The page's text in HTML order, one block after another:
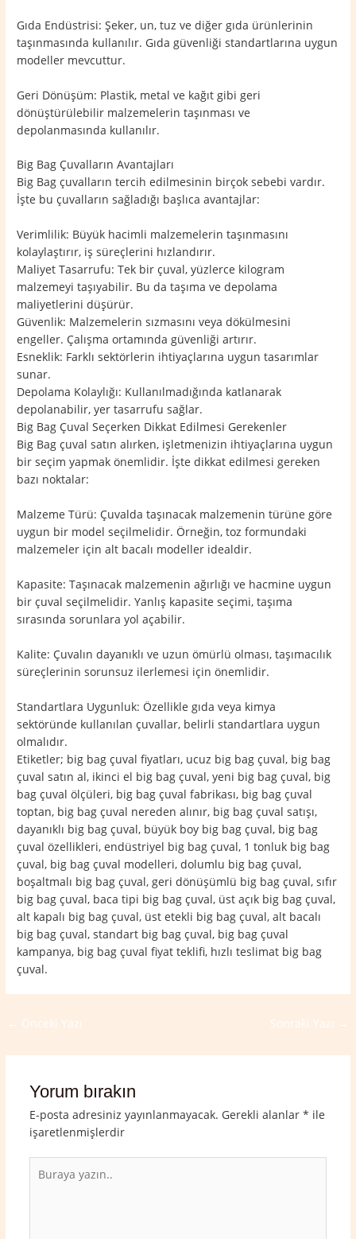
Gıda Endüstrisi: Şeker, un, tuz ve diğer gıda ürünlerinin
taşınmasında kullanılır. Gıda güvenliği standartlarına uygun
modeller mevcuttur.
Geri Dönüşüm: Plastik, metal ve kağıt gibi geri
dönüştürülebilir malzemelerin taşınması ve
depolanmasında kullanılır.
Big Bag Çuvalların Avantajları
Big Bag çuvalların tercih edilmesinin birçok sebebi vardır.
İşte bu çuvalların sağladığı başlıca avantajlar:
Verimlilik: Büyük hacimli malzemelerin taşınmasını
kolaylaştırır, iş süreçlerini hızlandırır.
Maliyet Tasarrufu: Tek bir çuval, yüzlerce kilogram
malzemeyi taşıyabilir. Bu da taşıma ve depolama
maliyetlerini düşürür.
Güvenlik: Malzemelerin sızmasını veya dökülmesini
engeller. Çalışma ortamında güvenliği artırır.
Esneklik: Farklı sektörlerin ihtiyaçlarına uygun tasarımlar
sunar.
Depolama Kolaylığı: Kullanılmadığında katlanarak
depolanabilir, yer tasarrufu sağlar.
Big Bag Çuval Seçerken Dikkat Edilmesi Gerekenler
Big Bag çuval satın alırken, işletmenizin ihtiyaçlarına uygun
bir seçim yapmak önemlidir. İşte dikkat edilmesi gereken
bazı noktalar:
Malzeme Türü: Çuvalda taşınacak malzemenin türüne göre
uygun bir model seçilmelidir. Örneğin, toz formundaki
malzemeler için alt bacalı modeller idealdir.
Kapasite: Taşınacak malzemenin ağırlığı ve hacmine uygun
bir çuval seçilmelidir. Yanlış kapasite seçimi, taşıma
sırasında sorunlara yol açabilir.
Kalite: Çuvalın dayanıklı ve uzun ömürlü olması, taşımacılık
süreçlerinin sorunsuz ilerlemesi için önemlidir.
Standartlara Uygunluk: Özellikle gıda veya kimya
sektöründe kullanılan çuvallar, belirli standartlara uygun
olmalıdır.
Etiketler; big bag çuval fiyatları, ucuz big bag çuval, big bag
çuval satın al, ikinci el big bag çuval, yeni big bag çuval, big
bag çuval ölçüleri, big bag çuval fabrikası, big bag çuval
toptan, big bag çuval nereden alınır, big bag çuval satışı,
dayanıklı big bag çuval, büyük boy big bag çuval, big bag
çuval özellikleri, endüstriyel big bag çuval, 1 tonluk big bag
çuval, big bag çuval modelleri, dolumlu big bag çuval,
boşaltmalı big bag çuval, geri dönüşümlü big bag çuval, sıfır
big bag çuval, baca tipi big bag çuval, üst açık big bag çuval,
alt kapalı big bag çuval, üst etekli big bag çuval, alt bacalı
big bag çuval, standart big bag çuval, big bag çuval
kampanya, big bag çuval fiyat teklifi, hızlı teslimat big bag
çuval.
← Önceki Yazı Sonraki Yazı →
Yorum bırakın
E-posta adresiniz yayınlanmayacak. Gerekli alanlar * ile
işaretlenmişlerdir
yazın..